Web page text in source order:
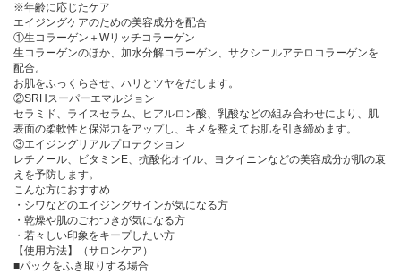
※年齢に応じたケア
エイジングケアのための美容成分を配合
①生コラーゲン＋Wリッチコラーゲン
生コラーゲンのほか、加水分解コラーゲン、サクシニルアテロコラーゲンを
配合。
お肌をふっくらさせ、ハリとツヤをだします。
②SRHスーパーエマルジョン
セラミド、ライスセラム、ヒアルロン酸、乳酸などの組み合わせにより、肌
表面の柔軟性と保湿力をアップし、キメを整えてお肌を引き締めます。
③エイジングリアルプロテクション
レチノール、ビタミンE、抗酸化オイル、ヨクイニンなどの美容成分が肌の衰
えを予防します。
こんな方におすすめ
・シワなどのエイジングサインが気になる方
・乾燥や肌のごわつきが気になる方
・若々しい印象をキープしたい方
【使用方法】（サロンケア）
■パックをふき取りする場合